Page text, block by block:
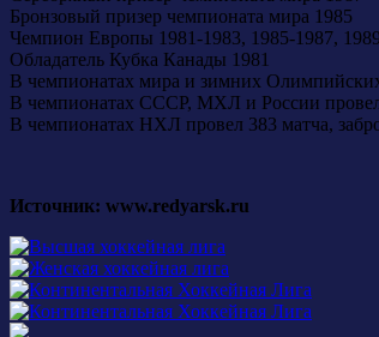
Бронзовый призер чемпионата мира 1985
Чемпион Европы 1981-1983, 1985-1987,
Обладатель Кубка Канады 1981
В чемпионатах мира и зимних
В чемпионатах СССР, МХЛ и России
В чемпионатах НХЛ провел 383 матча,
Источник: www.redyarsk.ru